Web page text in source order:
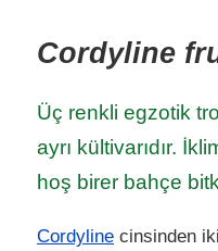
Cordyline
Üç renkli egzotik
ayrı kültivarıdır.
hoş birer bahçe
Cordyline cinsinden